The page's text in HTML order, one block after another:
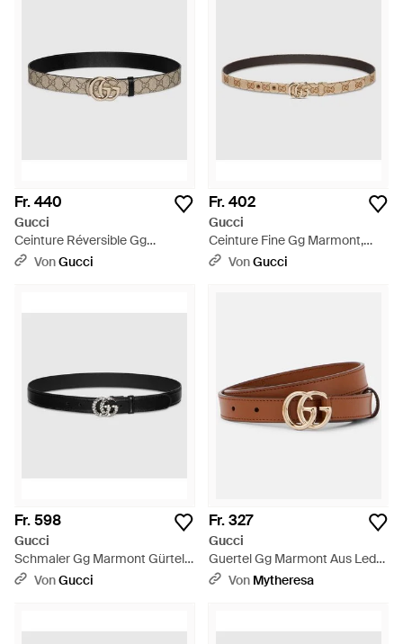
Fr. 440
Gucci
Ceinture Réversible Gg
Marmont, Taille 100 - Schwarz
VonGucci
Fr. 402
Gucci
Ceinture Fine Gg Marmont,
Taille 100 - Braun
VonGucci
Fr. 598
Gucci
Schmaler Gg Marmont Gürtel
Mit Kristallen, Grösse 75 -
VonGucci
Fr. 327
Gucci
Guertel Gg Marmont Aus Leder
- Braun
Von Mytheresa